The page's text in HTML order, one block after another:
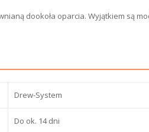
dookoła oparcia. Wyjątkiem są
Drew-System
Do ok. 14 dni